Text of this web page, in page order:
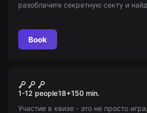
разоблачите секретную секту и
информации.
Book
Смузи
1-12 people18+150 min.
Участие в квизе - это не просто